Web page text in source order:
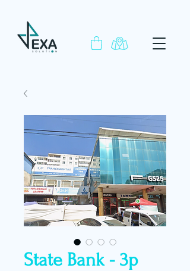
State Bank - 3р